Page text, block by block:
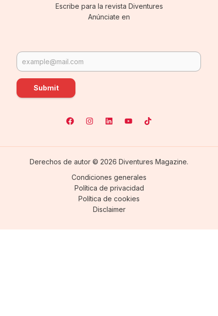
Escribe para la revista Diventures
Anúnciate en
Submit
Derechos de autor © 2026 Diventures Magazine.
Condiciones generales
Política de privacidad
Política de cookies
Disclaimer